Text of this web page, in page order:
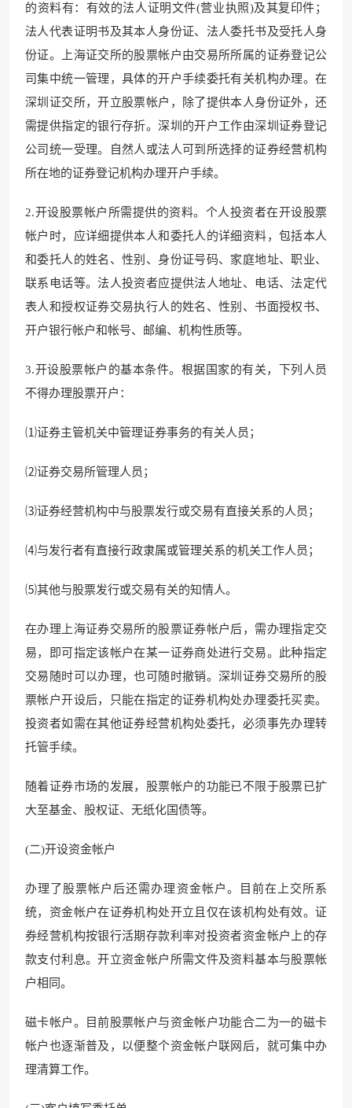
的资料有：有效的法人证明文件(营业执照)及其复印件；
法人代表证明书及其本人身份证、法人委托书及受托人身
份证。上海证交所的股票帐户由交易所所属的证券登记公
司集中统一管理，具体的开户手续委托有关机构办理。在
深圳证交所，开立股票帐户，除了提供本人身份证外，还
需提供指定的银行存折。深圳的开户工作由深圳证券登记
公司统一受理。自然人或法人可到所选择的证券经营机构
所在地的证券登记机构办理开户手续。
2.开设股票帐户所需提供的资料。个人投资者在开设股票
帐户时，应详细提供本人和委托人的详细资料，包括本人
和委托人的姓名、性别、身份证号码、家庭地址、职业、
联系电话等。法人投资者应提供法人地址、电话、法定代
表人和授权证券交易执行人的姓名、性别、书面授权书、
开户银行帐户和帐号、邮编、机构性质等。
3.开设股票帐户的基本条件。根据国家的有关，下列人员
不得办理股票开户：
⑴证券主管机关中管理证券事务的有关人员；
⑵证券交易所管理人员；
⑶证券经营机构中与股票发行或交易有直接关系的人员；
⑷与发行者有直接行政隶属或管理关系的机关工作人员；
⑸其他与股票发行或交易有关的知情人。
在办理上海证券交易所的股票证券帐户后，需办理指定交
易，即可指定该帐户在某一证券商处进行交易。此种指定
交易随时可以办理，也可随时撤销。深圳证券交易所的股
票帐户开设后，只能在指定的证券机构处办理委托买卖。
投资者如需在其他证券经营机构处委托，必须事先办理转
托管手续。
随着证券市场的发展，股票帐户的功能已不限于股票已扩
大至基金、股权证、无纸化国债等。
(二)开设资金帐户
办理了股票帐户后还需办理资金帐户。目前在上交所系
统，资金帐户在证券机构处开立且仅在该机构处有效。证
券经营机构按银行活期存款利率对投资者资金帐户上的存
款支付利息。开立资金帐户所需文件及资料基本与股票帐
户相同。
磁卡帐户。目前股票帐户与资金帐户功能合二为一的磁卡
帐户也逐渐普及，以便整个资金帐户联网后，就可集中办
理清算工作。